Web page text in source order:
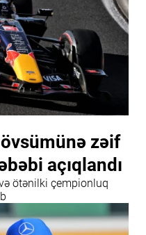
zəif
açıqlandı
ötənilki çempionluq